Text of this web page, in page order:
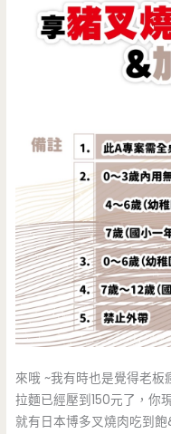
來哦 ~我有時也是覺得老板
拉麵已經壓到150元了，你
就有日本博多叉燒肉吃到